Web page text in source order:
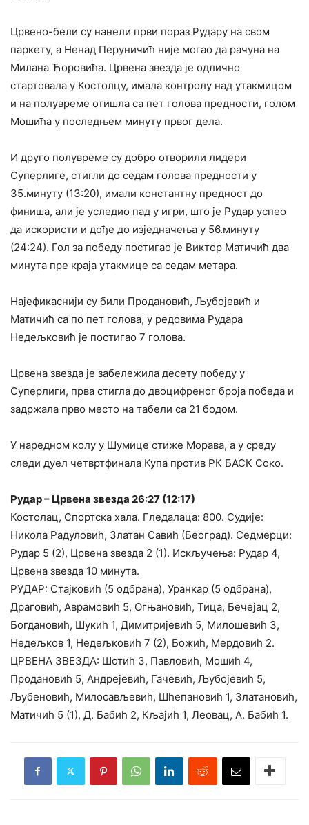
Црвено-бели су нанели први пораз Рудару на свом
паркету, а Ненад Перуничић није могао да рачуна на
Милана Ћоровића. Црвена звезда је одлично
стартовала у Костолцу, имала контролу над утакмицом
и на полувреме отишла са пет голова предности, голом
Мошића у последњем минуту првог дела.
И друго полувреме су добро отворили лидери
Суперлиге, стигли до седам голова предности у
35.минуту (13:20), имали константну предност до
финиша, али је уследио пад у игри, што је Рудар успео
да искористи и дође до изједначења у 56.минуту
(24:24). Гол за победу постигао је Виктор Матичић два
минута пре краја утакмице са седам метара.
Најефикаснији су били Продановић, Љубојевић и
Матичић са по пет голова, у редовима Рудара
Недељковић је постигао 7 голова.
Црвена звезда је забележила десету победу у
Суперлиги, прва стигла до двоцифреног броја победа и
задржала прво место на табели са 21 бодом.
У наредном колу у Шумице стиже Морава, а у среду
следи дуел четвртфинала Купа против РК БАСК Соко.
Рудар – Црвена звезда 26:27 (12:17)
Костолац, Спортска хала. Гледалаца: 800. Судије:
Никола Радуловић, Златан Савић (Београд). Седмерци:
Рудар 5 (2), Црвена звезда 2 (1). Искључења: Рудар 4,
Црвена звезда 10 минута.
РУДАР: Стајковић (5 одбрана), Уранкар (5 одбрана),
Драговић, Аврамовић 5, Огњановић, Тица, Бечејац 2,
Богдановић, Шукић 1, Димитријевић 5, Милошевић 3,
Недељков 1, Недељковић 7 (2), Божић, Мердовић 2.
ЦРВЕНА ЗВЕЗДА: Шотић 3, Павловић, Мошић 4,
Продановић 5, Андрејевић, Гачевић, Љубојевић 5,
Љубеновић, Милосављевић, Шћепановић 1, Златановић,
Матичић 5 (1), Д. Бабић 2, Кљајић 1, Леовац, А. Бабић 1.